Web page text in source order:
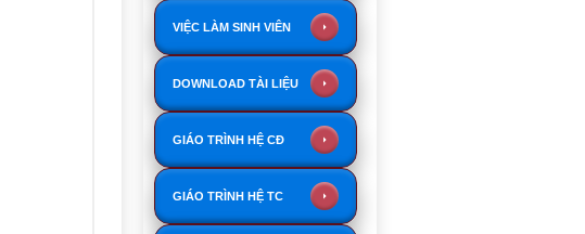
VIỆC LÀM SINH VIÊN
DOWNLOAD TÀI LIỆU
GIÁO TRÌNH HỆ CĐ
GIÁO TRÌNH HỆ TC